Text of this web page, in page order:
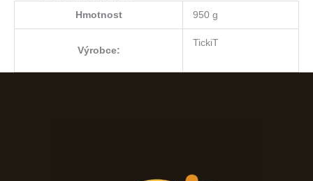
Hmotnost 950 g
Výrobce:
TickiT